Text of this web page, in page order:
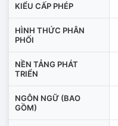
KIỂU CẤP PHÉP
HÌNH THỨC PHÂN
PHỐI
NỀN TẢNG PHÁT
TRIỂN
NGÔN NGỮ (BAO
GỒM)